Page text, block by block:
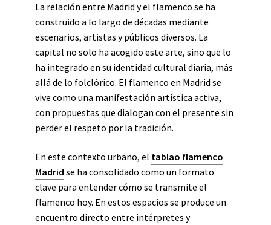
La relación entre Madrid y el flamenco se ha
construido a lo largo de décadas mediante
escenarios, artistas y públicos diversos. La
capital no solo ha acogido este arte, sino que lo
ha integrado en su identidad cultural diaria, más
allá de lo folclórico. El flamenco en Madrid se
vive como una manifestación artística activa,
con propuestas que dialogan con el presente sin
perder el respeto por la tradición.
En este contexto urbano, el tablao flamenco
Madrid se ha consolidado como un formato
clave para entender cómo se transmite el
flamenco hoy. En estos espacios se produce un
encuentro directo entre intérpretes y